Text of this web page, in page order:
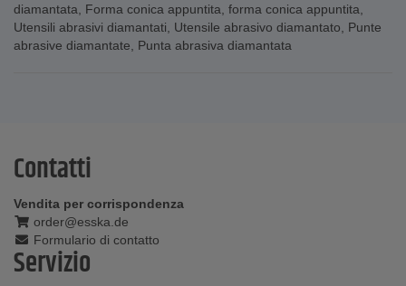
diamantata, Forma conica appuntita, forma conica appuntita,
Utensili abrasivi diamantati, Utensile abrasivo diamantato, Punte
abrasive diamantate, Punta abrasiva diamantata
Contatti
Vendita per corrispondenza
order@esska.de
Formulario di contatto
Servizio